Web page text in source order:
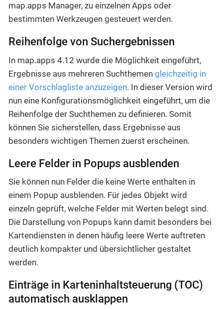
map.apps Manager, zu einzelnen Apps oder
bestimmten Werkzeugen gesteuert werden.
Reihenfolge von Suchergebnissen
In map.apps 4.12 wurde die Möglichkeit eingeführt,
Ergebnisse aus mehreren Suchthemen gleichzeitig in
einer Vorschlagliste anzuzeigen. In dieser Version wird
nun eine Konfigurationsmöglichkeit eingeführt, um die
Reihenfolge der Suchthemen zu definieren. Somit
können Sie sicherstellen, dass Ergebnisse aus
besonders wichtigen Themen zuerst erscheinen.
Leere Felder in Popups ausblenden
Sie können nun Felder die keine Werte enthalten in
einem Popup ausblenden. Für jedes Objekt wird
einzeln geprüft, welche Felder mit Werten belegt sind.
Die Darstellung von Popups kann damit besonders bei
Kartendiensten in denen häufig leere Werte auftreten
deutlich kompakter und übersichtlicher gestaltet
werden.
Einträge in Karteninhaltsteuerung (TOC)
automatisch ausklappen